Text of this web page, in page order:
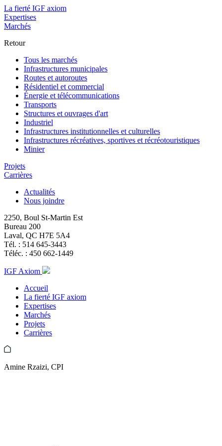
La fierté IGF axiom
Expertises
Marchés
Retour
Tous les marchés
Infrastructures municipales
Routes et autoroutes
Résidentiel et commercial
Énergie et télécommunications
Transports
Structures et ouvrages d'art
Industriel
Infrastructures institutionnelles et culturelles
Infrastructures récréatives, sportives et récréotouristiques
Minier
Projets
Carrières
Actualités
Nous joindre
2250, Boul St-Martin Est
Bureau 200
Laval, QC H7E 5A4
Tél. : 514 645-3443
Téléc. : 450 662-1449
IGF Axiom
Accueil
La fierté IGF axiom
Expertises
Marchés
Projets
Carrières
Amine Rzaizi, CPI